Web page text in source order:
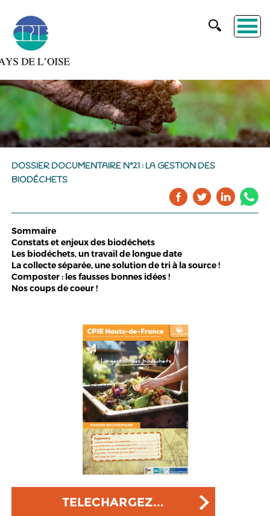
DOSSIER DOCUMENTAIRE N°21 : LA GESTION DES
BIODÉCHETS
Sommaire
Constats et enjeux des biodéchets
Les biodéchets, un travail de longue date
La collecte séparée, une solution de tri à la source !
Composter : les fausses bonnes idées !
Nos coups de coeur !
TELECHARGEZ...